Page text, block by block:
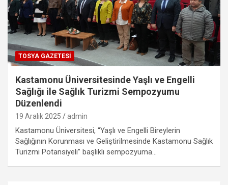
TOSYA GAZETESI
Kastamonu Üniversitesinde Yaşlı ve Engelli
Sağlığı ile Sağlık Turizmi Sempozyumu
Düzenlendi
19 Aralık 2025 admin
Kastamonu Üniversitesi, “Yaşlı ve Engelli Bireylerin
Sağlığının Korunması ve Geliştirilmesinde Kastamonu Sağlık
Turizmi Potansiyeli” başlıklı sempozyuma…